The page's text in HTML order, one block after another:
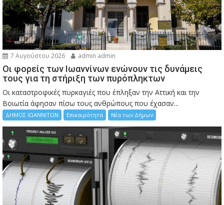
7 Αυγούστου 2026 admin admin
Οι φορείς των Ιωαννίνων ενώνουν τις δυνάμεις
τους για τη στήριξη των πυρόπληκτων
Οι καταστροφικές πυρκαγιές που έπληξαν την Αττική και την
Bοιωτία άφησαν πίσω τους ανθρώπους που έχασαν...
ΔΗΜΟΣ ΙΩΑΝΝΙΤΩΝ Επικαιρότητα Νέα των Δήμων